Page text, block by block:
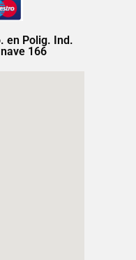
en Polig. Ind.
166